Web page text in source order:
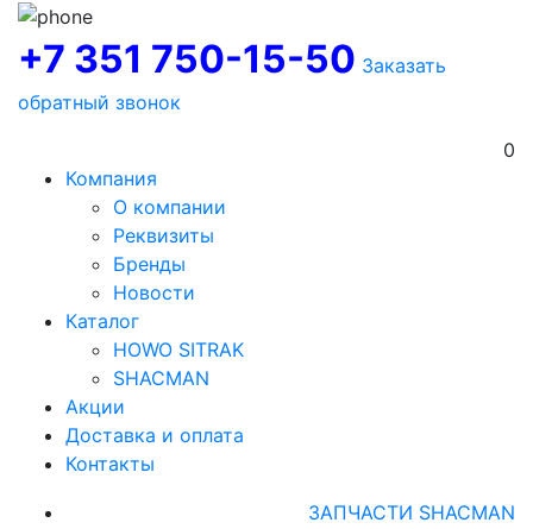
+7 351 750-15-50 Заказать
обратный звонок
0
Компания
О компании
Реквизиты
Бренды
Новости
Каталог
HOWO SITRAK
SHACMAN
Акции
Доставка и оплата
Контакты
ЗАПЧАСТИ SHACMAN